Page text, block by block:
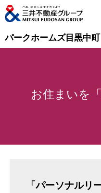
パークホームズ目黒中町
お住まいを
「パーソナルリ